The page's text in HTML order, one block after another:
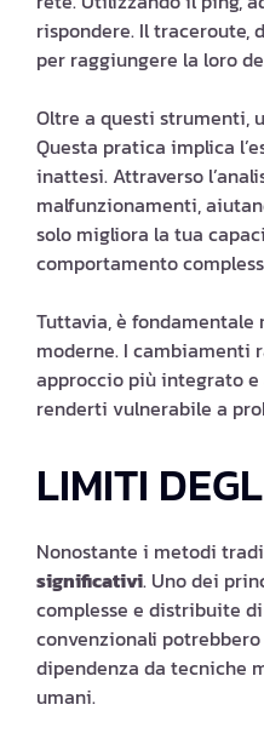
rispondere. Il traceroute,
per raggiungere la loro
Oltre a questi strumenti,
Questa pratica implica
inattesi. Attraverso
malfunzionamenti,
solo migliora la tua
comportamento
Tuttavia, è
moderne. I cambiamenti
approccio più integrato
renderti vulnerabile a
LIMITI
Nonostante i metodi
significativi. Uno dei
complesse e distribuite
convenzionali
dipendenza da tecniche
umani.